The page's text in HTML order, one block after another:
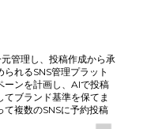
なっています。
管理し、投稿作成から承
れるSNS管理プラット
ーンを計画し、AIで投稿
ブランド基準を保てま
複数のSNSに予約投稿
やすく、ダッシュボード